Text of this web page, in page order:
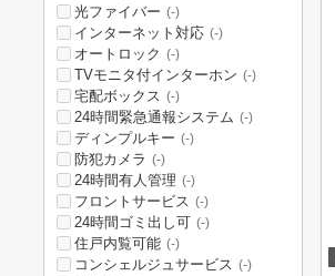
光ファイバー (-)
インターネット対応 (-)
オートロック (-)
TVモニタ付インターホン (-)
宅配ボックス (-)
24時間緊急通報システム (-)
ディンプルキー (-)
防犯カメラ (-)
24時間有人管理 (-)
フロントサービス (-)
24時間ゴミ出し可 (-)
住戸内覧可能 (-)
コンシェルジュサービス (-)